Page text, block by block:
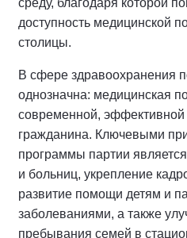
среду, благодаря которой
доступность медицинской
столицы.
В сфере здравоохранения
однозначна: медицинская
современной, эффективной
гражданина. Ключевыми
программы партии
и больниц, укрепление
развитие помощи детям и
заболеваниями, а также
пребывания семей в